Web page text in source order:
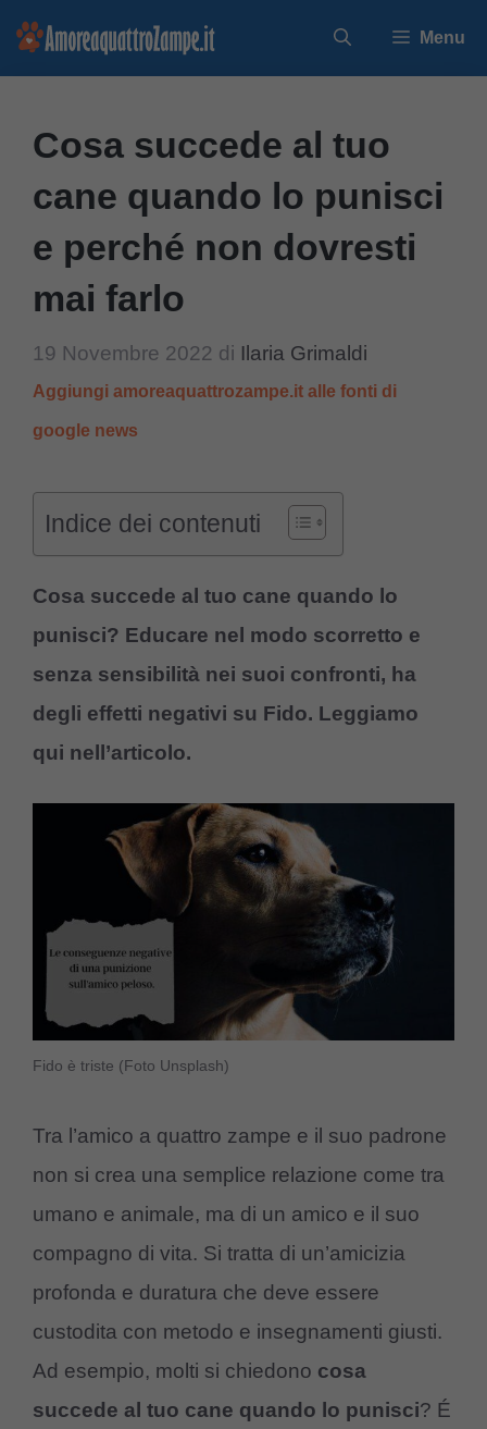
Vai
Menu
Cosa succede al tuo
cane quando lo punisci
e perché non dovresti
mai farlo
19 Novembre 2022 di Ilaria Grimaldi
Aggiungi amoreaquattrozampe.it alle fonti di
google news
Indice dei contenuti
Cosa succede al tuo cane quando lo
punisci? Educare nel modo scorretto e
senza sensibilità nei suoi confronti, ha
degli effetti negativi su Fido. Leggiamo
qui nell’articolo.
Fido è triste (Foto Unsplash)
Tra l’amico a quattro zampe e il suo padrone
non si crea una semplice relazione come tra
umano e animale, ma di un amico e il suo
compagno di vita. Si tratta di un’amicizia
profonda e duratura che deve essere
custodita con metodo e insegnamenti giusti.
Ad esempio, molti si chiedono cosa
succede al tuo cane quando lo punisci? É